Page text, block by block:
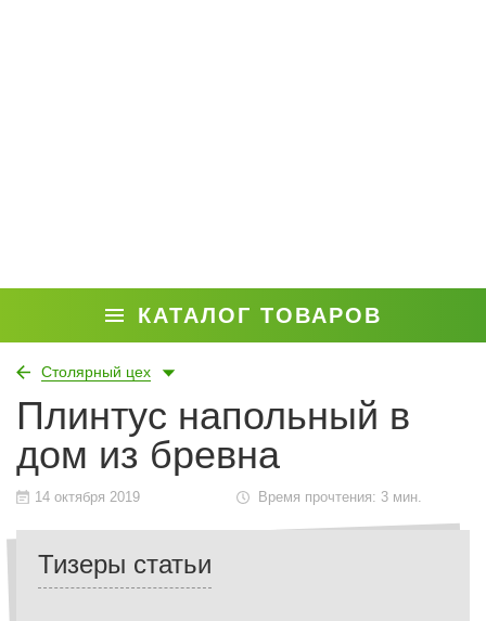
КАТАЛОГ ТОВАРОВ
Столярный цех
Плинтус напольный в
дом из бревна
14 октября 2019 Время прочтения: 3 мин.
Тизеры статьи